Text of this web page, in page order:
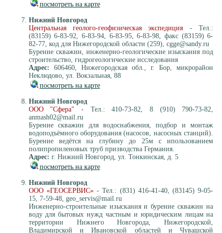
посмотреть на карте
Нижний Новгород
Центральная геолого-геофизическая экспедиция - Тел.:
(83159) 6-83-92, 6-83-94, 6-83-95, 6-83-98, факс (83159) 6-
82-77, код для Нижегородской области (259), cgge@sandy.ru
Бурение скважин, инженерно-геологические изыскания под
строительство, гидрогеологические исследования
Адрес: 606460, Нижегородская обл., г. Бор, микрорайон
Неклюдово, ул. Вокзальная, 88
посмотреть на карте
Нижний Новгород
ООО "Сфера" - Тел.: 410-73-82, 8 (910) 790-73-82,
anmash02@mail.ru
Бурение скважин для водоснабжения, подбор и монтаж
водоподъёмного оборудования (насосов, насосных станций).
Бурение ведётся на глубину до 25м с ипользованием
полипропиленовых труб призводства Германия.
Адрес: г. Нижний Новгород, ул. Тонкинская, д. 5
посмотреть на карте
Нижний Новгород
ООО «ГЕОСЕРВИС»- Тел.: (831) 416-41-40, (83145) 9-05-
15, 7-59-48, geo_servis@mail.ru
Инженерно-строительные изыскания и бурение скважин на
воду для бытовых нужд частным и юридическим лицам на
территории Нижнего Новгорода, Нижегородской,
Владимирской и Ивановской областей и Чувашской